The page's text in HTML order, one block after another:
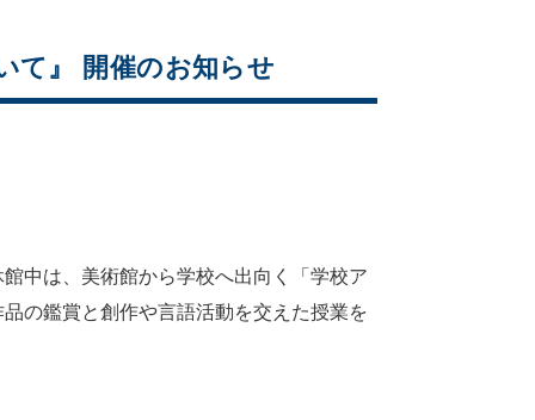
て』 開催のお知らせ
中は、美術館から学校へ出向く「学校ア
の鑑賞と創作や言語活動を交えた授業を